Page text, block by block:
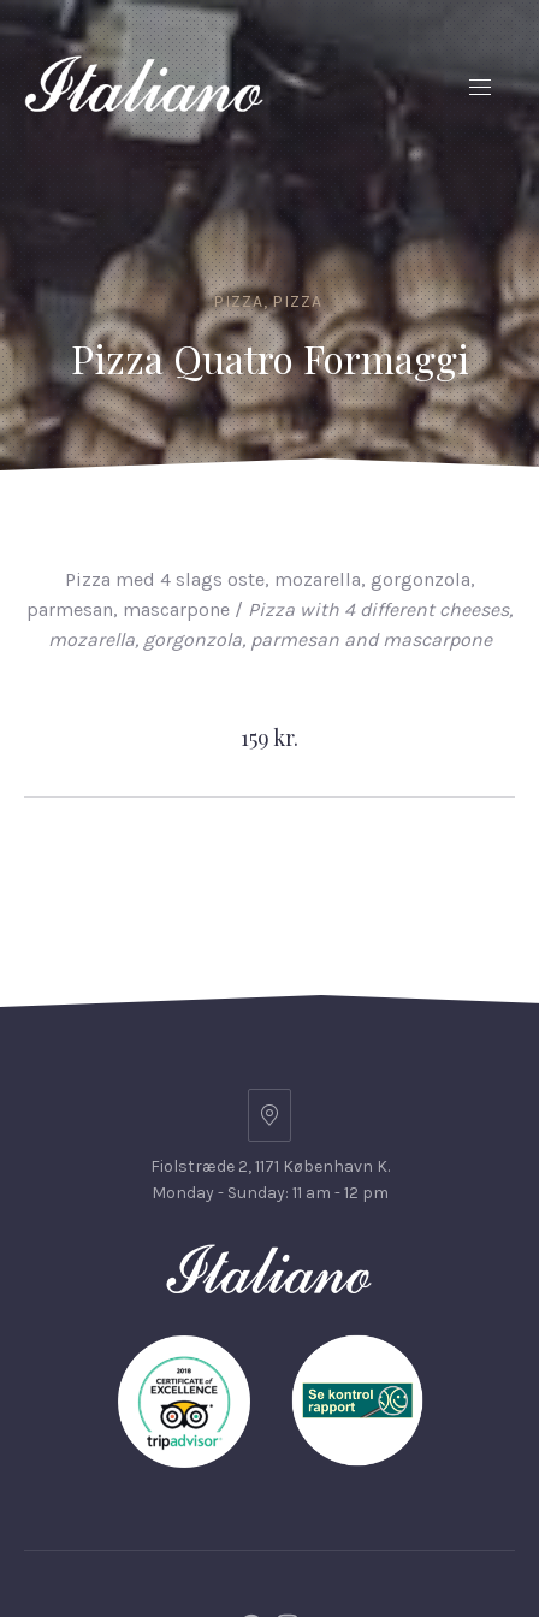
PIZZA, PIZZA
Pizza Quatro Formaggi
Pizza med 4 slags oste, mozarella, gorgonzola,
parmesan, mascarpone / Pizza with 4 different cheeses,
mozarella, gorgonzola, parmesan and mascarpone
159 kr.
Fiolstræde 2, 1171 København K.
Monday - Sunday: 11 am - 12 pm